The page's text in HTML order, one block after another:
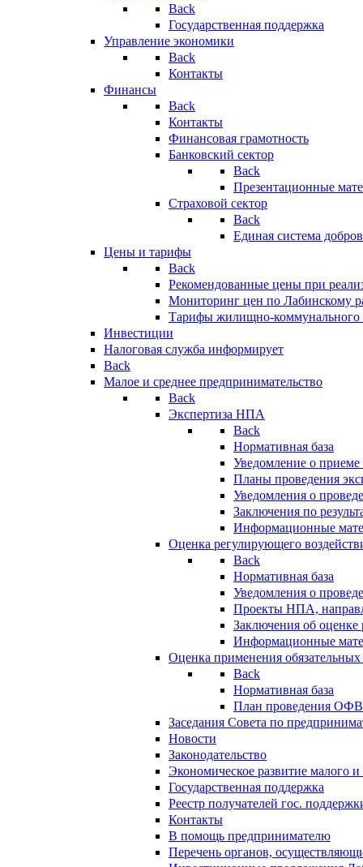
Back
Государственная поддержка
Управление экономики
Back
Контакты
Финансы
Back
Контакты
Финансовая грамотность
Банковский сектор
Back
Презентационные
Страховой сектор
Back
Единая система
Цены и тарифы
Back
Рекомендованные цены при
Мониторинг цен по Лабинскому
Тарифы жилищно-коммунального
Инвестиции
Налоговая служба информирует
Back
Малое и среднее предпринимательство
Back
Экспертиза НПА
Back
Нормативная база
Уведомление о
Планы проведения
Уведомления о
Заключения по
Информационные
Оценка регулирующего
Back
Нормативная база
Уведомления о
Проекты НПА,
Заключения об
Информационные
Оценка применения
Back
Нормативная база
План проведения
Заседания Совета по
Новости
Законодательство
Экономическое развитие малого и
Государственная поддержка
Реестр получателей гос.
Контакты
В помощь предпринимателю
Перечень органов,